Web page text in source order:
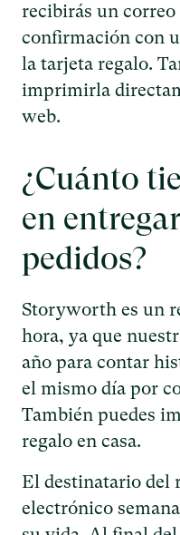
recibirás un
confirmación con
la tarjeta regalo.
imprimirla
web.
¿Cuánto
en
pedidos?
Storyworth es un
hora, ya que
año para contar
el mismo día por
También puedes
regalo en casa.
El destinatario del
electrónico